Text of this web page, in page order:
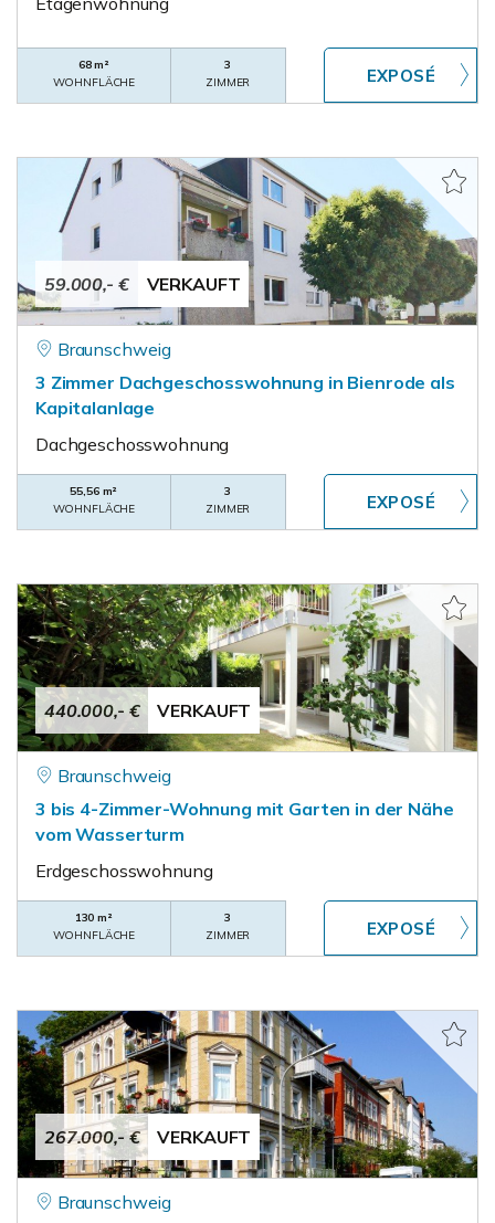
68 m²
WOHNFLÄCHE
3
ZIMMER
59.000,- € VERKAUFT
Braunschweig
3 Zimmer Dachgeschosswohnung in Bienrode als
Kapitalanlage
Dachgeschosswohnung
55,56 m²
WOHNFLÄCHE
3
ZIMMER
440.000,- € VERKAUFT
Braunschweig
3 bis 4-Zimmer-Wohnung mit Garten in der Nähe
vom Wasserturm
Erdgeschosswohnung
130 m²
WOHNFLÄCHE
3
ZIMMER
267.000,- € VERKAUFT
Braunschweig